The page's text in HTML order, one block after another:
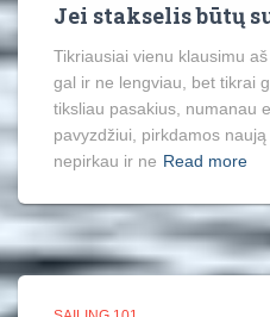
Jei stakselis būtų
Tikriausiai vienu klausimu
gal ir ne lengviau, bet tikrai
tiksliau pasakius, numanau
pavyzdžiui, pirkdamos
nepirkau ir ne Read more